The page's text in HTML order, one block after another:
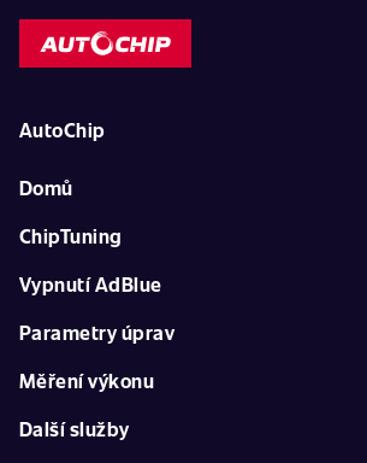
AutoChip
Domů
ChipTuning
Vypnutí AdBlue
Parametry úprav
Měření výkonu
Další služby